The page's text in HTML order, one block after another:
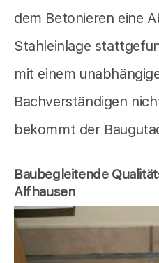
dem Betonieren eine
Stahleinlage
mit einem
Bachverständigen
bekommt der
Baubegleitende
Alfhausen